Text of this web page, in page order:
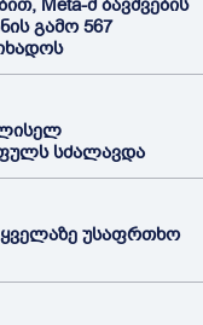
Meta-მ ბავშვების
გამო 567
სძალავდა
უსაფრთხო